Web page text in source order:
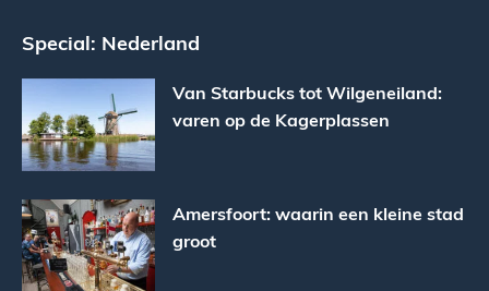
Special: Nederland
Van Starbucks tot Wilgeneiland:
varen op de Kagerplassen
Amersfoort: waarin een kleine stad
groot